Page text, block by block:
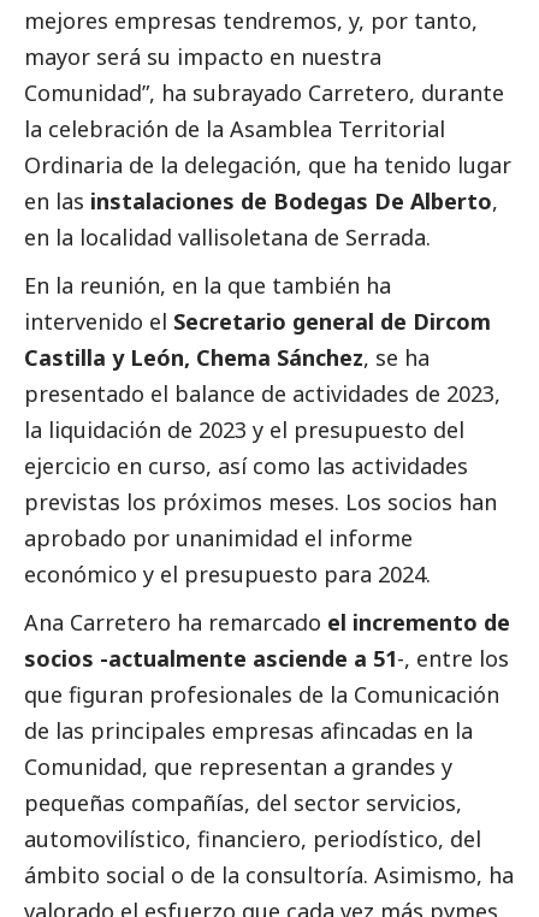
mejores empresas tendremos, y, por tanto,
mayor será su impacto en nuestra
Comunidad”, ha subrayado Carretero, durante
la celebración de la Asamblea Territorial
Ordinaria de la delegación, que ha tenido lugar
en las instalaciones de Bodegas De Alberto,
en la localidad vallisoletana de Serrada.
En la reunión, en la que también ha
intervenido el Secretario general de Dircom
Castilla y León, Chema Sánchez, se ha
presentado el balance de actividades de 2023,
la liquidación de 2023 y el presupuesto del
ejercicio en curso, así como las actividades
previstas los próximos meses. Los socios han
aprobado por unanimidad el informe
económico y el presupuesto para 2024.
Ana Carretero ha remarcado el incremento de
socios -actualmente asciende a 51-, entre los
que figuran profesionales de la Comunicación
de las principales empresas afincadas en la
Comunidad, que representan a grandes y
pequeñas compañías, del sector servicios,
automovilístico, financiero, periodístico, del
ámbito social o de la consultoría. Asimismo, ha
valorado el esfuerzo que cada vez más pymes